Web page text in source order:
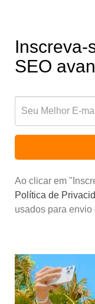
Inscreva-
SEO
Ao clicar em
Política de
usados para